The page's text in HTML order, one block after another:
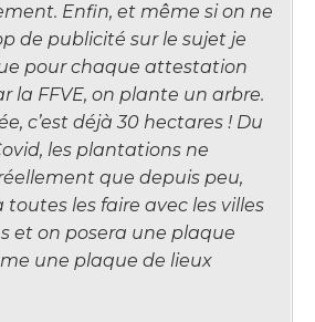
Enfin, et même si on ne
de publicité sur le sujet je
pour chaque attestation
la FFVE, on plante un arbre.
c’est déjà 30 hectares ! Du
les plantations ne
que depuis peu,
toutes les faire avec les villes
et on posera une plaque
une plaque de lieux